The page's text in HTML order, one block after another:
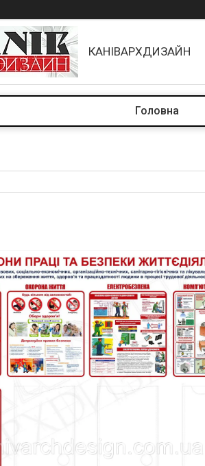
КАНІВАРХДИЗАЙН
Головна